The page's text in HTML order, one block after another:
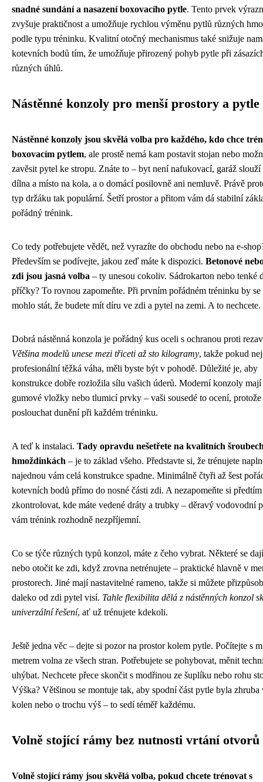
snadné sundání a nasazení boxovacího pytle. Tento prvek
zvyšuje praktičnost a umožňuje rychlou výměnu pytlů různých
podle typu tréninku. Kvalitní otočný mechanismus také snižuje
kotevních bodů tím, že umožňuje přirozený pohyb pytle při
různých úhlů.
Nástěnné konzoly pro menší prostory a pytle
Nástěnné konzoly jsou skvělá volba pro každého, kdo chce
boxovacím pytlem, ale prostě nemá kam postavit stojan nebo
zavěsit pytel ke stropu. Znáte to – byt není nafukovací, garáž
dílna a místo na kola, a o domácí posilovně ani nemluvě. Právě
typ držáku tak populární. Šetří prostor a přitom vám dá stabilní
pořádný trénink.
Co tedy potřebujete vědět, než vyrazíte do obchodu nebo na e-
Především se podívejte, jakou zeď máte k dispozici. Betonové
zdi jsou jasná volba – ty unesou cokoliv. Sádrokarton nebo tenké
příčky? To rovnou zapomeňte. Při prvním pořádném tréninku by se
mohlo stát, že budete mít díru ve zdi a pytel na zemi. A to nechcete.
Dobrá nástěnná konzola je pořádný kus oceli s ochranou proti
Většina modelů unese mezi třiceti až sto kilogramy, takže pokud
profesionální těžká váha, měli byste být v pohodě. Důležité je, aby
konstrukce dobře rozložila sílu vašich úderů. Moderní konzoly mají
gumové vložky nebo tlumicí prvky – vaši sousedé to ocení,
poslouchat dunění při každém tréninku.
A teď k instalaci. Tady opravdu nešetřete na kvalitních
hmoždinkách – je to základ všeho. Představte si, že trénujete
najednou vám celá konstrukce spadne. Minimálně čtyři až šest
kotevních bodů přímo do nosné části zdi. A nezapomeňte si předtím
zkontrolovat, kde máte vedené dráty a trubky – děravý vodovodní
vám trénink rozhodně nezpříjemní.
Co se týče různých typů konzol, máte z čeho vybrat. Některé se
nebo otočit ke zdi, když zrovna netrénujete – praktické hlavně v
prostorech. Jiné mají nastavitelné rameno, takže si můžete
daleko od zdi pytel visí. Tahle flexibilita dělá z nástěnných konzol
univerzální řešení, ať už trénujete kdekoli.
Ještě jedna věc – dejte si pozor na prostor kolem pytle. Počítejte s
metrem volna ze všech stran. Potřebujete se pohybovat, měnit
uhýbat. Nechcete přece skončit s modřinou ze šuplíku nebo rohu
Výška? Většinou se montuje tak, aby spodní část pytle byla zhruba
kolen nebo o trochu výš – to sedí téměř každému.
Volně stojící rámy bez nutnosti vrtání otvorů
Volně stojící rámy jsou skvělá volba, pokud chcete trénovat s